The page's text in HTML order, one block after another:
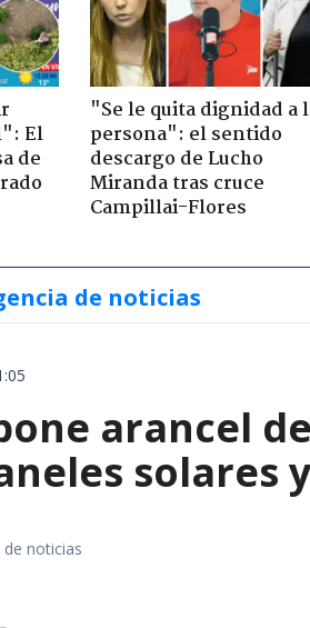
El
de
"Se le quita dignidad a
persona": el sentido
descargo de Lucho
Miranda tras cruce
Campillai-Flores
de noticias
arancel
solares
noticias